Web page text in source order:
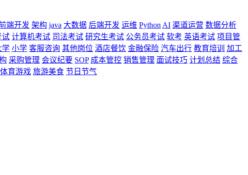
端开发 架构 java 大数据 后端开发 运维 Python AI 渠道运营 数据分析
试 计算机考试 司法考试 研究生考试 公务员考试 软考 英语考试 项目管
学 小学 客服咨询 其他岗位 酒店餐饮 金融保险 汽车出行 教育培训
加工
采购管理 会议纪要 SOP 成本管控 销售管理 面试技巧 计划总结 综合
体育游戏 旅游美食 节日节气